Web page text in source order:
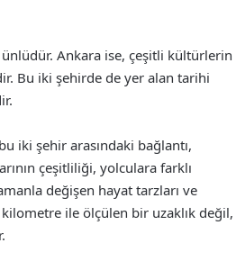
ünlüdür. Ankara ise, çeşitli kültürlerin
Bu iki şehirde de yer alan tarihi
iki şehir arasındaki bağlantı,
çeşitliliği, yolculara farklı
değişen hayat tarzları ve
ile ölçülen bir uzaklık değil,